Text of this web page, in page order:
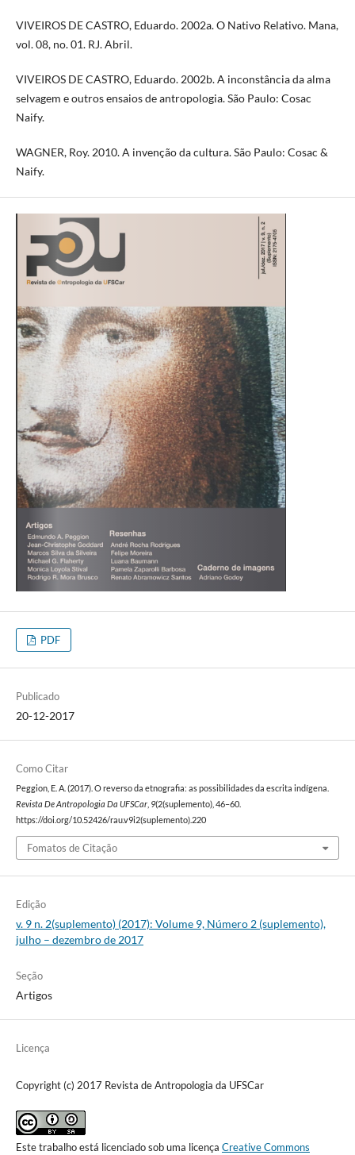
VIVEIROS DE CASTRO, Eduardo. 2002a. O Nativo Relativo. Mana,
vol. 08, no. 01. RJ. Abril.
VIVEIROS DE CASTRO, Eduardo. 2002b. A inconstância da alma
selvagem e outros ensaios de antropologia. São Paulo: Cosac
Naify.
WAGNER, Roy. 2010. A invenção da cultura. São Paulo: Cosac &
Naify.
PDF
Publicado
20-12-2017
Como Citar
Peggion, E. A. (2017). O reverso da etnografia: as possibilidades da escrita indígena.
Revista De Antropologia Da UFSCar, 9(2(suplemento), 46–60.
https://doi.org/10.52426/rau.v9i2(suplemento).220
Fomatos de Citação
Edição
v. 9 n. 2(suplemento) (2017): Volume 9, Número 2 (suplemento),
julho – dezembro de 2017
Seção
Artigos
Licença
Copyright (c) 2017 Revista de Antropologia da UFSCar
Este trabalho está licenciado sob uma licença Creative Commons